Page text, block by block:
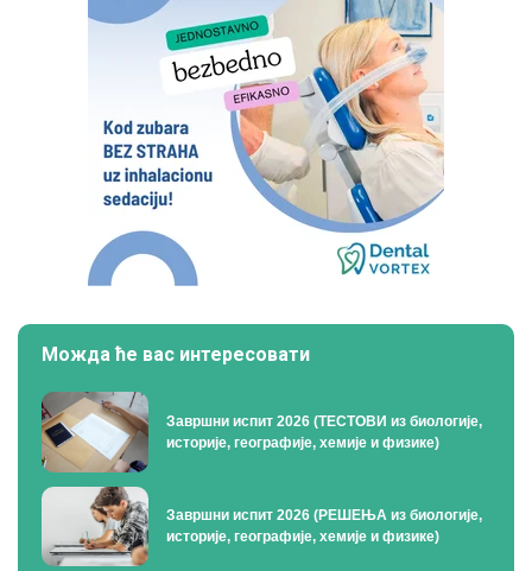
Можда ће вас интересовати
Завршни испит 2026 (ТЕСТОВИ из биологије,
историје, географије, хемије и физике)
Завршни испит 2026 (РЕШЕЊА из биологије,
историје, географије, хемије и физике)